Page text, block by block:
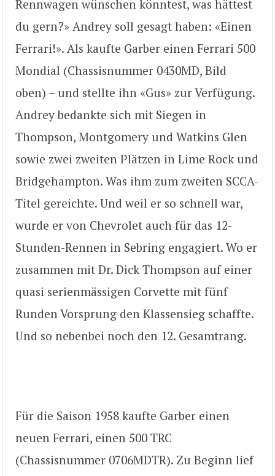
Rennwagen wünschen könntest, was hättest
du gern?» Andrey soll gesagt haben: «Einen
Ferrari!». Als kaufte Garber einen Ferrari 500
Mondial (Chassisnummer 0430MD, Bild
oben) – und stellte ihn «Gus» zur Verfügung.
Andrey bedankte sich mit Siegen in
Thompson, Montgomery und Watkins Glen
sowie zwei zweiten Plätzen in Lime Rock und
Bridgehampton. Was ihm zum zweiten SCCA-
Titel gereichte. Und weil er so schnell war,
wurde er von Chevrolet auch für das 12-
Stunden-Rennen in Sebring engagiert. Wo er
zusammen mit Dr. Dick Thompson auf einer
quasi serienmässigen Corvette mit fünf
Runden Vorsprung den Klassensieg schaffte.
Und so nebenbei noch den 12. Gesamtrang.
Für die Saison 1958 kaufte Garber einen
neuen Ferrari, einen 500 TRC
(Chassisnummer 0706MDTR). Zu Beginn lief